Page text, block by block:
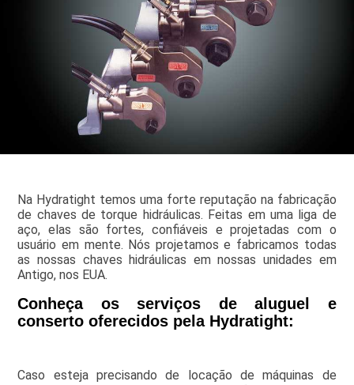
Na Hydratight temos uma forte reputação na fabricação
de chaves de torque hidráulicas. Feitas em uma liga de
aço, elas são fortes, confiáveis e projetadas com o
usuário em mente. Nós projetamos e fabricamos todas
as nossas chaves hidráulicas em nossas unidades em
Antigo, nos EUA.
Conheça os serviços de aluguel e
conserto oferecidos pela Hydratight:
Caso esteja precisando de locação de máquinas de